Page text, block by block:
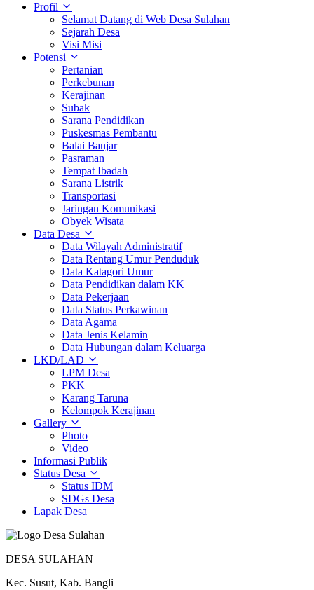
Profil
Selamat Datang di Web Desa Sulahan
Sejarah Desa
Visi Misi
Potensi
Pertanian
Perkebunan
Kerajinan
Subak
Sarana Pendidikan
Puskesmas Pembantu
Balai Banjar
Pasraman
Tempat Ibadah
Sarana Listrik
Transportasi
Jaringan Komunikasi
Obyek Wisata
Data Desa
Data Wilayah Administratif
Data Rentang Umur Penduduk
Data Katagori Umur
Data Pendidikan dalam KK
Data Pekerjaan
Data Status Perkawinan
Data Agama
Data Jenis Kelamin
Data Hubungan dalam Keluarga
LKD/LAD
LPM Desa
PKK
Karang Taruna
Kelompok Kerajinan
Gallery
Photo
Video
Informasi Publik
Status Desa
Status IDM
SDGs Desa
Lapak Desa
DESA SULAHAN
Kec. Susut, Kab. Bangli